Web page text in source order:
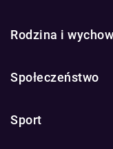
Rodzina i
Społeczeństwo
Sport